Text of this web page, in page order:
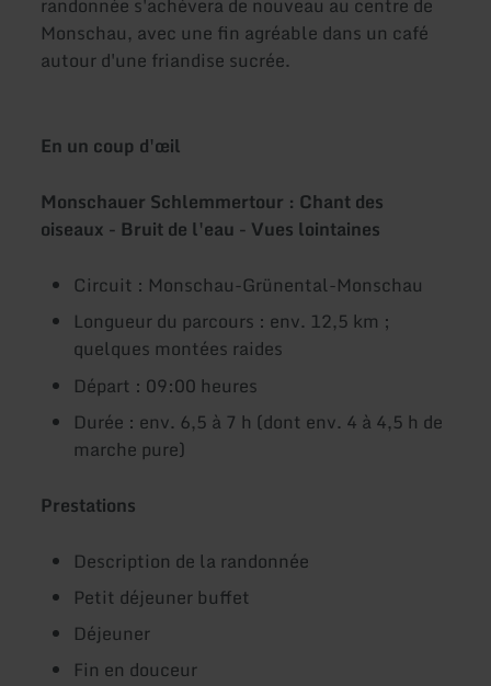
randonnée s'achèvera de nouveau au centre de
Monschau, avec une fin agréable dans un café
autour d'une friandise sucrée.
En un coup d'œil
Monschauer Schlemmertour : Chant des
oiseaux - Bruit de l'eau - Vues lointaines
Circuit : Monschau-Grünental-Monschau
Longueur du parcours : env. 12,5 km ;
quelques montées raides
Départ : 09:00 heures
Durée : env. 6,5 à 7 h (dont env. 4 à 4,5 h de
marche pure)
Prestations
Description de la randonnée
Petit déjeuner buffet
Déjeuner
Fin en douceur